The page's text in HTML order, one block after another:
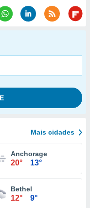
Mais cidades
Anchorage
20° 13°
Bethel
12° 9°